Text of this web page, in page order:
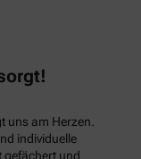
uns am Herzen.
individuelle
gefächert und